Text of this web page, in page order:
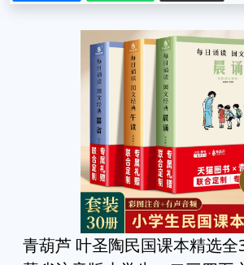
青葫芦 叶圣陶民国课本精选全